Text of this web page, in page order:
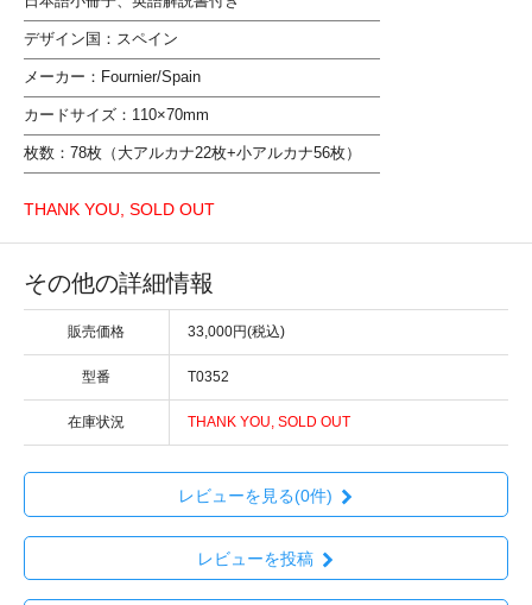
デザイン国：スペイン
メーカー：Fournier/Spain
カードサイズ：110×70mm
枚数：78枚（大アルカナ22枚+小アルカナ56枚）
THANK YOU, SOLD OUT
その他の詳細情報
販売価格 33,000円(税込)
型番 T0352
在庫状況 THANK YOU, SOLD OUT
レビューを見る(0件)
レビューを投稿